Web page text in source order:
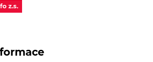
z.s.